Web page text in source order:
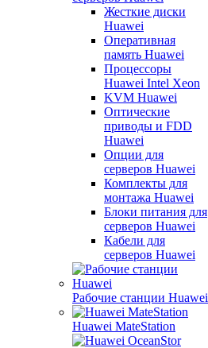
Жесткие диски
Huawei
Оперативная
память Huawei
Процессоры
Huawei Intel Xeon
KVM Huawei
Оптические
приводы и FDD
Huawei
Опции для
серверов Huawei
Комплекты для
монтажа Huawei
Блоки питания для
серверов Huawei
Кабели для
серверов Huawei
Рабочие станции Huawei
Huawei MateStation